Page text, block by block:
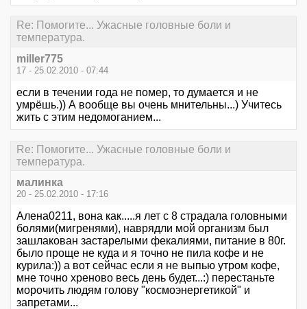
Re: Помогите... Ужасные головные боли и
температура.
miller775
17 - 25.02.2010 - 07:44
если в течении года не помер, то думается и не
умрёшь.)) А вообще вы очень мнительны...) Учитесь
жить с этим недомоганием...
Re: Помогите... Ужасные головные боли и
температура.
малинка
20 - 25.02.2010 - 17:16
Алена0211, вона как.....я лет с 8 страдала головными
болями(мигренями), наврядли мой организм был
зашлакован застарелыми фекалиями, питание в 80г.
было проще не куда и я точно не пила кофе и не
курила:)) а вот сейчас если я не выпью утром кофе,
мне точно хреново весь день будет...:) перестаньте
морочить людям голову "космоэнергетикой" и
запретами...